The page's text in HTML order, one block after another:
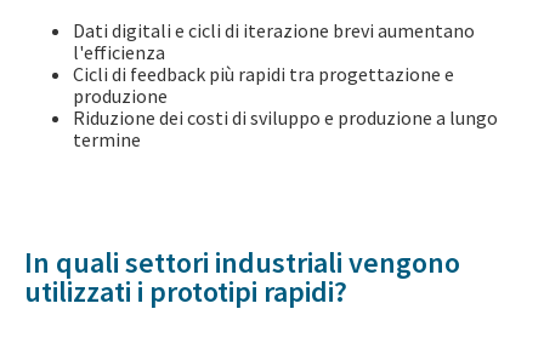
Dati digitali e cicli di iterazione brevi aumentano
l'efficienza
Cicli di feedback più rapidi tra progettazione e
produzione
Riduzione dei costi di sviluppo e produzione a lungo
termine
In quali settori industriali vengono
utilizzati i prototipi rapidi?